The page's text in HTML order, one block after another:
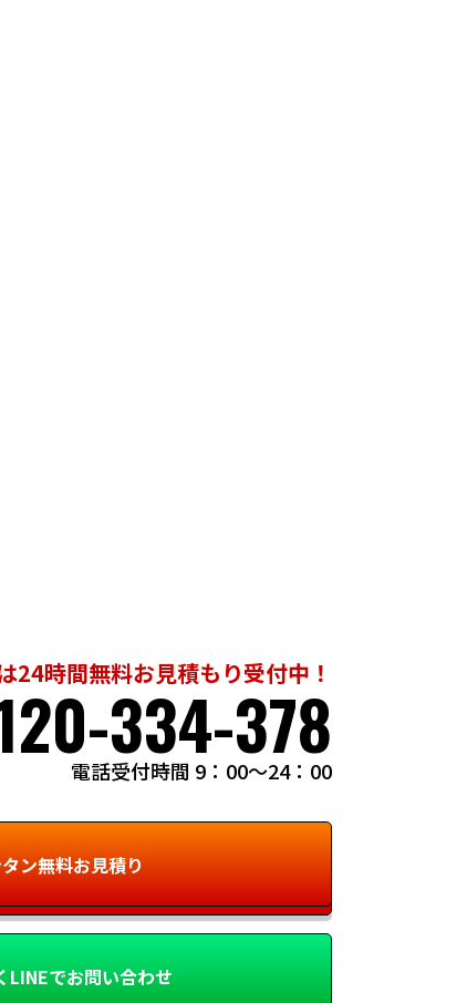
24時間無料お見積もり受付中！
334-378
電話受付時間 9：00～24：00
ン無料お見積り
LINEでお問い合わせ